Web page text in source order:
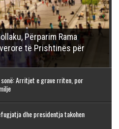
Përparim Rama
të Prishtinës për
sonë: Arritjet e grave rriten, por
dhe presidentja takohen